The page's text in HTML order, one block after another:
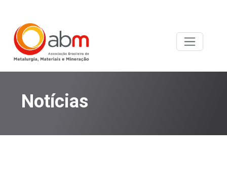
Notícias